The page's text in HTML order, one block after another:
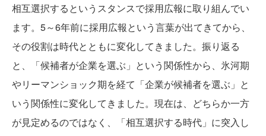
相互選択するというスタンスで採用広報に取り組んでい
ます。5～6年前に採用広報という言葉が出てきてから、
その役割は時代とともに変化してきました。振り返る
と、「候補者が企業を選ぶ」という関係性から、氷河期
やリーマンショック期を経て「企業が候補者を選ぶ」と
いう関係性に変化してきました。現在は、どちらか一方
が見定めるのではなく、「相互選択する時代」に突入し